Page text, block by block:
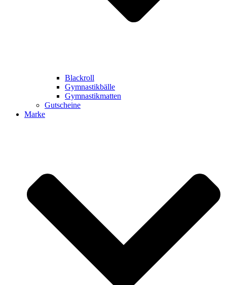
Blackroll
Gymnastikbälle
Gymnastikmatten
Gutscheine
Marke